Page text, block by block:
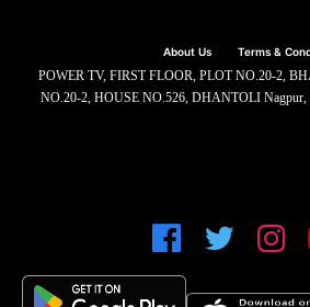
About Us Terms &
POWER TV, FIRST FLOOR, PLOT NO.20-2,
NO.20-2, HOUSE NO.526, DHANTOLI Nagpur,